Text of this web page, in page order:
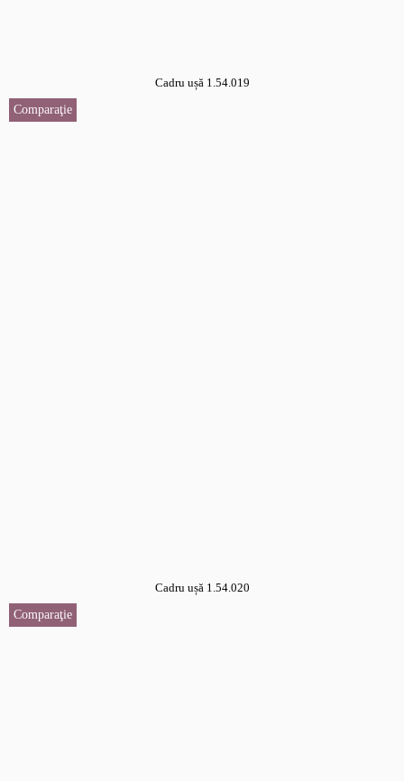
Cadru ușă 1.54.019
Comparaţie
Cadru ușă 1.54.020
Comparaţie